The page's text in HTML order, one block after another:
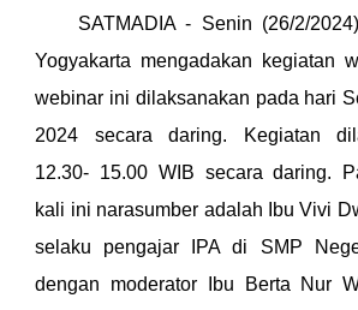
SATMADIA - Senin (26/2/2024
Yogyakarta mengadakan kegiatan
webinar ini dilaksanakan pada hari
2024 secara daring. Kegiatan
12.30- 15.00 WIB secara daring.
kali ini narasumber adalah Ibu Vivi
selaku pengajar IPA di SMP
dengan moderator Ibu Berta Nur